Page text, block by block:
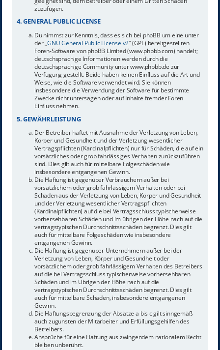
zuzufügen.
4. GENERAL PUBLIC LICENSE
Du nimmst zur Kenntnis, dass es sich bei phpBB um eine unter
der „GNU General Public License v2“ (GPL) bereitgestellten
Foren-Software von phpBB Limited (www.phpbb.com) handelt;
deutschsprachige Informationen werden durch die
deutschsprachige Community unter www.phpbb.de zur
Verfügung gestellt. Beide haben keinen Einfluss auf die Art und
Weise, wie die Software verwendet wird. Sie können
insbesondere die Verwendung der Software für bestimmte
Zwecke nicht untersagen oder auf Inhalte fremder Foren
Einfluss nehmen.
5. GEWÄHRLEISTUNG
Der Betreiber haftet mit Ausnahme der Verletzung von Leben,
Körper und Gesundheit und der Verletzung wesentlicher
Vertragspflichten (Kardinalpflichten) nur für Schäden, die auf ein
vorsätzliches oder grob fahrlässiges Verhalten zurückzuführen
sind. Dies gilt auch für mittelbare Folgeschäden wie
insbesondere entgangenen Gewinn.
Die Haftung ist gegenüber Verbrauchern außer bei
vorsätzlichem oder grob fahrlässigem Verhalten oder bei
Schäden aus der Verletzung von Leben, Körper und Gesundheit
und der Verletzung wesentlicher Vertragspflichten
(Kardinalpflichten) auf die bei Vertragsschluss typischerweise
vorhersehbaren Schäden und im übrigen der Höhe nach auf die
vertragstypischen Durchschnittsschäden begrenzt. Dies gilt
auch für mittelbare Folgeschäden wie insbesondere
entgangenen Gewinn.
Die Haftung ist gegenüber Unternehmern außer bei der
Verletzung von Leben, Körper und Gesundheit oder
vorsätzlichem oder grob fahrlässigem Verhalten des Betreibers
auf die bei Vertragsschluss typischerweise vorhersehbaren
Schäden und im Übrigen der Höhe nach auf die
vertragstypischen Durchschnittsschäden begrenzt. Dies gilt
auch für mittelbare Schäden, insbesondere entgangenen
Gewinn.
Die Haftungsbegrenzung der Absätze a bis c gilt sinngemäß
auch zugunsten der Mitarbeiter und Erfüllungsgehilfen des
Betreibers.
Ansprüche für eine Haftung aus zwingendem nationalem Recht
bleiben unberührt.